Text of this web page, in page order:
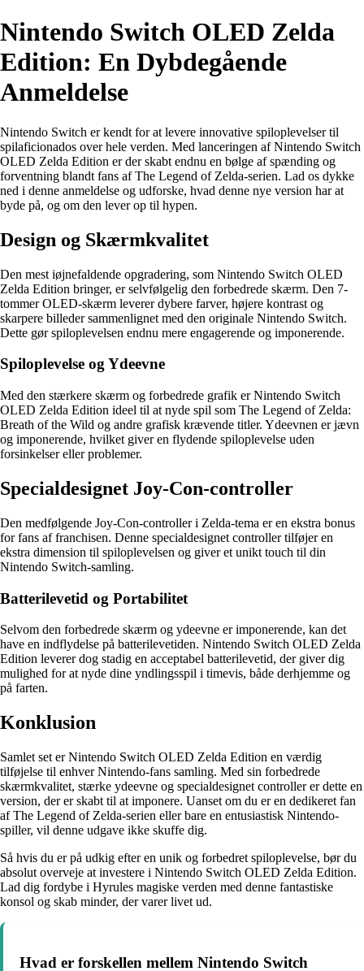
Nintendo Switch OLED Zelda
Edition: En Dybdegående
Anmeldelse
Nintendo Switch er kendt for at levere innovative spiloplevelser til
spilaficionados over hele verden. Med lanceringen af Nintendo Switch
OLED Zelda Edition er der skabt endnu en bølge af spænding og
forventning blandt fans af The Legend of Zelda-serien. Lad os dykke
ned i denne anmeldelse og udforske, hvad denne nye version har at
byde på, og om den lever op til hypen.
Design og Skærmkvalitet
Den mest iøjnefaldende opgradering, som Nintendo Switch OLED
Zelda Edition bringer, er selvfølgelig den forbedrede skærm. Den 7-
tommer OLED-skærm leverer dybere farver, højere kontrast og
skarpere billeder sammenlignet med den originale Nintendo Switch.
Dette gør spiloplevelsen endnu mere engagerende og imponerende.
Spiloplevelse og Ydeevne
Med den stærkere skærm og forbedrede grafik er Nintendo Switch
OLED Zelda Edition ideel til at nyde spil som The Legend of Zelda:
Breath of the Wild og andre grafisk krævende titler. Ydeevnen er jævn
og imponerende, hvilket giver en flydende spiloplevelse uden
forsinkelser eller problemer.
Specialdesignet Joy-Con-controller
Den medfølgende Joy-Con-controller i Zelda-tema er en ekstra bonus
for fans af franchisen. Denne specialdesignet controller tilføjer en
ekstra dimension til spiloplevelsen og giver et unikt touch til din
Nintendo Switch-samling.
Batterilevetid og Portabilitet
Selvom den forbedrede skærm og ydeevne er imponerende, kan det
have en indflydelse på batterilevetiden. Nintendo Switch OLED Zelda
Edition leverer dog stadig en acceptabel batterilevetid, der giver dig
mulighed for at nyde dine yndlingsspil i timevis, både derhjemme og
på farten.
Konklusion
Samlet set er Nintendo Switch OLED Zelda Edition en værdig
tilføjelse til enhver Nintendo-fans samling. Med sin forbedrede
skærmkvalitet, stærke ydeevne og specialdesignet controller er dette en
version, der er skabt til at imponere. Uanset om du er en dedikeret fan
af The Legend of Zelda-serien eller bare en entusiastisk Nintendo-
spiller, vil denne udgave ikke skuffe dig.
Så hvis du er på udkig efter en unik og forbedret spiloplevelse, bør du
absolut overveje at investere i Nintendo Switch OLED Zelda Edition.
Lad dig fordybe i Hyrules magiske verden med denne fantastiske
konsol og skab minder, der varer livet ud.
Hvad er forskellen mellem Nintendo Switch